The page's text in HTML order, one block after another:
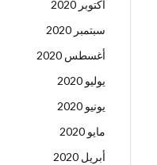
أكتوبر 2020
سبتمبر 2020
أغسطس 2020
يوليو 2020
يونيو 2020
مايو 2020
أبريل 2020